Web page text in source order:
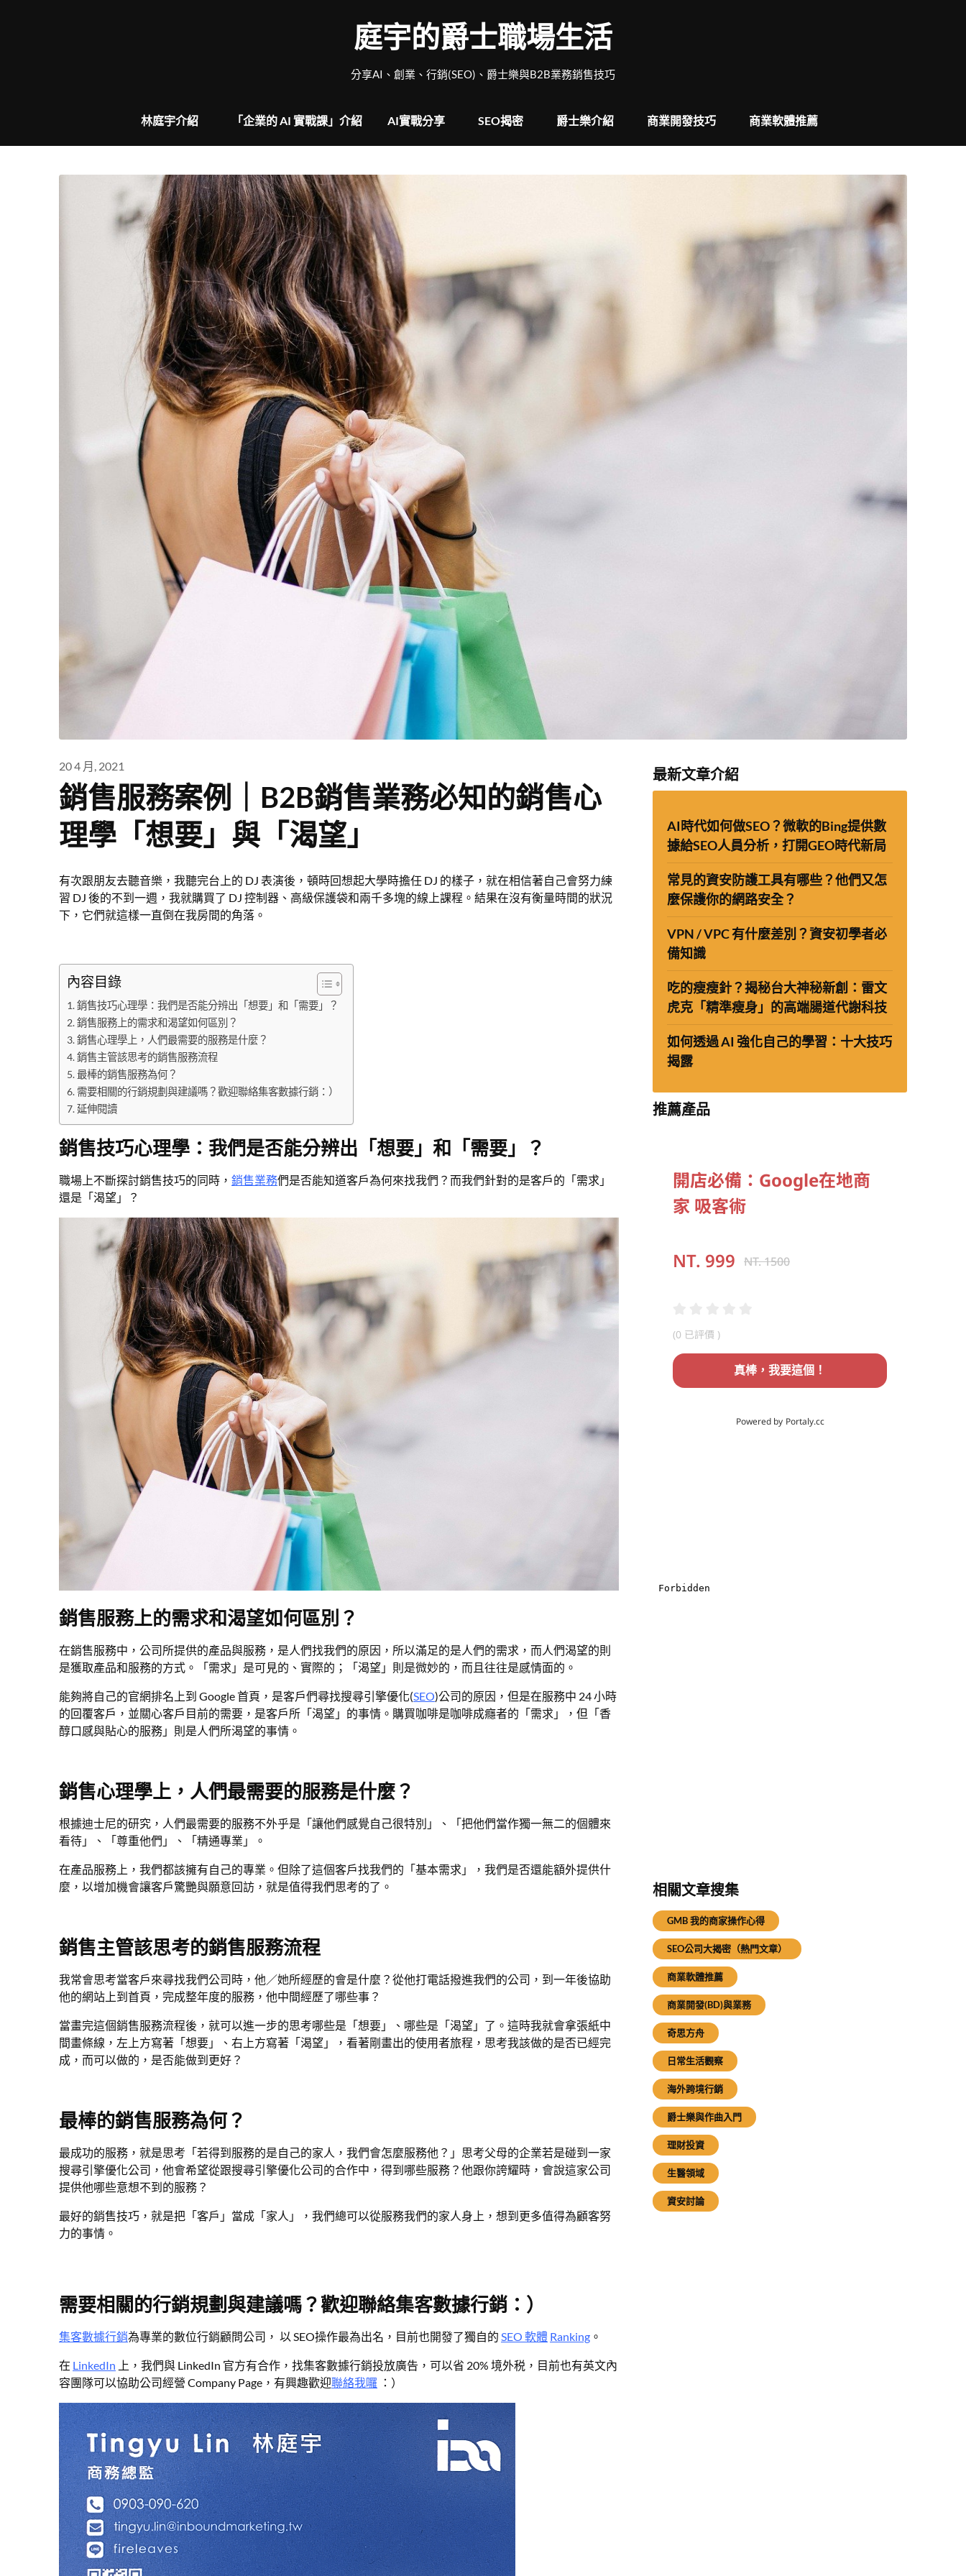
庭宇的爵士職場生活
分享AI、創業、行銷(SEO)、爵士樂與B2B業務銷售技巧
林庭宇介紹 「企業的 AI 實戰課」介紹 AI實戰分享 SEO揭密 爵士樂介紹 商業開發技巧 商業軟體推薦
20 4 月, 2021
銷售服務案例｜B2B銷售業務必知的銷售心
理學「想要」與「渴望」
有次跟朋友去聽音樂，我聽完台上的 DJ 表演後，頓時回想起大學時擔任 DJ 的樣子，就在相信著自己會努力練
習 DJ 後的不到一週，我就購買了 DJ 控制器、高級保護袋和兩千多塊的線上課程。結果在沒有衡量時間的狀況
下，它們就這樣一直倒在我房間的角落。
內容目錄
銷售技巧心理學：我們是否能分辨出「想要」和「需要」？
銷售服務上的需求和渴望如何區別？
銷售心理學上，人們最需要的服務是什麼？
銷售主管該思考的銷售服務流程
最棒的銷售服務為何？
需要相關的行銷規劃與建議嗎？歡迎聯絡集客數據行銷：）
延伸閱讀
銷售技巧心理學：我們是否能分辨出「想要」和「需要」？
職場上不斷探討銷售技巧的同時， 銷售業務們是否能知道客戶為何來找我們？而我們針對的是客戶的「需求」
還是「渴望」？
銷售服務上的需求和渴望如何區別？
在銷售服務中，公司所提供的產品與服務，是人們找我們的原因，所以滿足的是人們的需求，而人們渴望的則
是獲取產品和服務的方式。「需求」是可見的、實際的；「渴望」則是微妙的，而且往往是感情面的。
能夠將自己的官網排名上到 Google 首頁，是客戶們尋找搜尋引擎優化(SEO)公司的原因，但是在服務中 24 小時
的回覆客戶，並關心客戶目前的需要，是客戶所「渴望」的事情。購買咖啡是咖啡成癮者的「需求」，但「香
醇口感與貼心的服務」則是人們所渴望的事情。
銷售心理學上，人們最需要的服務是什麼？
根據迪士尼的研究，人們最需要的服務不外乎是「讓他們感覺自己很特別」、「把他們當作獨一無二的個體來
看待」、「尊重他們」、「精通專業」。
在產品服務上，我們都該擁有自己的專業。但除了這個客戶找我們的「基本需求」，我們是否還能額外提供什
麼，以增加機會讓客戶驚艷與願意回訪，就是值得我們思考的了。
銷售主管該思考的銷售服務流程
我常會思考當客戶來尋找我們公司時，他／她所經歷的會是什麼？從他打電話撥進我們的公司，到一年後協助
他的網站上到首頁，完成整年度的服務，他中間經歷了哪些事？
當畫完這個銷售服務流程後，就可以進一步的思考哪些是「想要」、哪些是「渴望」了。這時我就會拿張紙中
間畫條線，左上方寫著「想要」、右上方寫著「渴望」，看著剛畫出的使用者旅程，思考我該做的是否已經完
成，而可以做的，是否能做到更好？
最棒的銷售服務為何？
最成功的服務，就是思考「若得到服務的是自己的家人，我們會怎麼服務他？」思考父母的企業若是碰到一家
搜尋引擎優化公司，他會希望從跟搜尋引擎優化公司的合作中，得到哪些服務？他跟你誇耀時，會說這家公司
提供他哪些意想不到的服務？
最好的銷售技巧，就是把「客戶」當成「家人」，我們總可以從服務我們的家人身上，想到更多值得為顧客努
力的事情。
需要相關的行銷規劃與建議嗎？歡迎聯絡集客數據行銷：）
集客數據行銷為專業的數位行銷顧問公司， 以 SEO操作最為出名，目前也開發了獨自的 SEO 軟體 Ranking 。
在 LinkedIn 上，我們與 LinkedIn 官方有合作，找集客數據行銷投放廣告，可以省 20% 境外税，目前也有英文內
容團隊可以協助公司經營 Company Page，有興趣歡迎聯絡我囉 ：）
最新文章介紹
AI時代如何做SEO？微軟的Bing提供數
據給SEO人員分析，打開GEO時代新局
常見的資安防護工具有哪些？他們又怎
麼保護你的網路安全？
VPN / VPC 有什麼差別？資安初學者必
備知識
吃的瘦瘦針？揭秘台大神秘新創：雷文
虎克「精準瘦身」的高端腸道代謝科技
如何透過 AI 強化自己的學習：十大技巧
揭露
推薦產品
相關文章搜集
GMB 我的商家操作心得
SEO公司大揭密（熱門文章）
商業軟體推薦
商業開發(BD)與業務
奇思方舟
日常生活觀察
海外跨境行銷
爵士樂與作曲入門
理財投資
生醫領域
資安討論